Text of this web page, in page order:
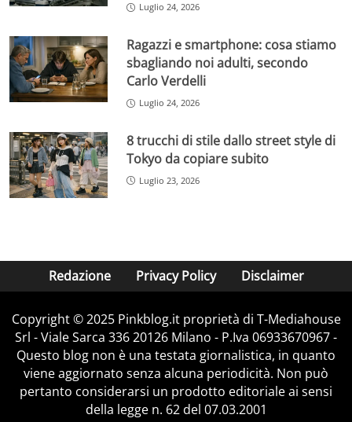
Luglio 24, 2026
Ragazzi e smartphone: cosa stiamo
sbagliando noi adulti, secondo
Carlo Verdelli
Luglio 24, 2026
8 trucchi di stile dallo street style di
Tokyo da copiare subito
Luglio 23, 2026
Redazione Privacy Policy Disclaimer
Copyright © 2025 Pinkblog.it proprietà di T-Mediahouse
Srl - Viale Sarca 336 20126 Milano - P.Iva 06933670967 -
Questo blog non è una testata giornalistica, in quanto
viene aggiornato senza alcuna periodicità. Non può
pertanto considerarsi un prodotto editoriale ai sensi
della legge n. 62 del 07.03.2001